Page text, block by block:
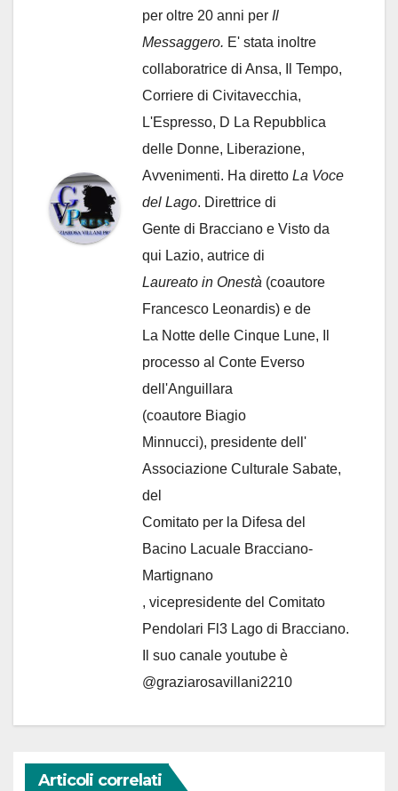
per oltre 20 anni per Il
Messaggero. E' stata inoltre
collaboratrice di Ansa, Il Tempo,
Corriere di Civitavecchia,
L'Espresso, D La Repubblica
delle Donne, Liberazione,
Avvenimenti. Ha diretto La Voce
del Lago. Direttrice di
Gente di Bracciano e Visto da
qui Lazio, autrice di
Laureato in Onestà (coautore
Francesco Leonardis) e de
La Notte delle Cinque Lune, Il
processo al Conte Everso
dell'Anguillara
(coautore Biagio
Minnucci), presidente dell'
Associazione Culturale Sabate,
del
Comitato per la Difesa del
Bacino Lacuale Bracciano-
Martignano
, vicepresidente del Comitato
Pendolari Fl3 Lago di Bracciano.
Il suo canale youtube è
@graziarosavillani2210
Articoli correlati